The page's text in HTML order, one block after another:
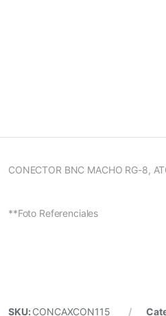
CONECTOR BNC MACHO RG-8,
**Foto Referenciales
SKU: CONCAXCON115